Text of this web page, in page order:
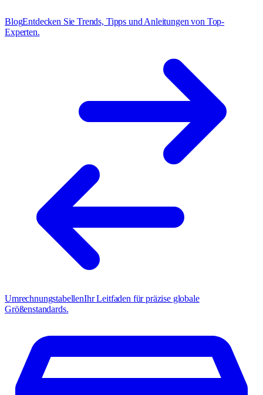
BlogEntdecken Sie Trends, Tipps und Anleitungen von Top-
Experten.
UmrechnungstabellenIhr Leitfaden für präzise globale
Größenstandards.